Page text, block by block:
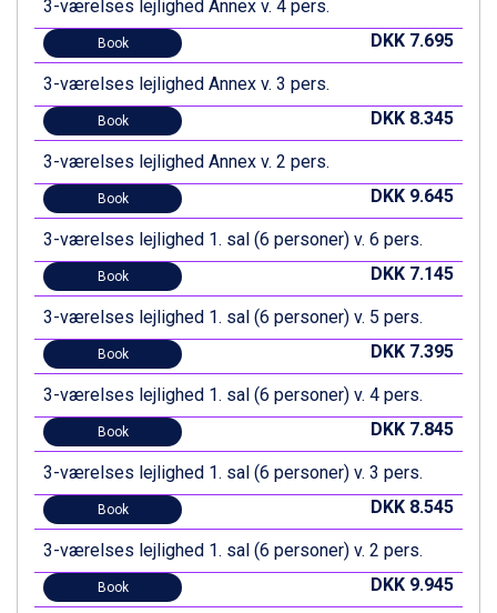
Canazei fra DKK 4.745
Livigno fra DKK 4.145
Ponte di Legno fra DKK 4.745
Bad Gastein fra DKK 4.195
Alleghe fra DKK 5.595
Arabba fra DKK 7.045
Sauze dOulx fra DKK 4.045
La Thuile fra DKK 4.595
Val Thorens fra DKK 5.395
Cervinia fra DKK 5.295
Sölden fra DKK 8.445
Bad Hofgastein fra DKK 5.495
Passo Tonale fra DKK 3.795
Saalbach fra DKK 5.945
Champoluc fra DKK 3.795
Sestriere fra DKK 4.395
Wagrain fra DKK 4.645
Ischgl fra DKK 7.095
Fieberbrunn fra DKK 6.145
St. Anton fra DKK 7.245
Zell am See fra DKK 4.095
Canazei fra DKK 4.745
Livigno fra DKK 4.145
Ponte di Legno fra DKK 4.745
Bad Gastein fra DKK 4.195
3-værelses lejlighed Annex v. 4 pers.
Book DKK 7.695
3-værelses lejlighed Annex v. 3 pers.
Book DKK 8.345
3-værelses lejlighed Annex v. 2 pers.
Book DKK 9.645
3-værelses lejlighed 1. sal (6 personer) v. 6 pers.
Book DKK 7.145
3-værelses lejlighed 1. sal (6 personer) v. 5 pers.
Book DKK 7.395
3-værelses lejlighed 1. sal (6 personer) v. 4 pers.
Book DKK 7.845
3-værelses lejlighed 1. sal (6 personer) v. 3 pers.
Book DKK 8.545
3-værelses lejlighed 1. sal (6 personer) v. 2 pers.
Book DKK 9.945